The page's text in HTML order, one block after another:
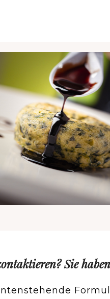
Sie